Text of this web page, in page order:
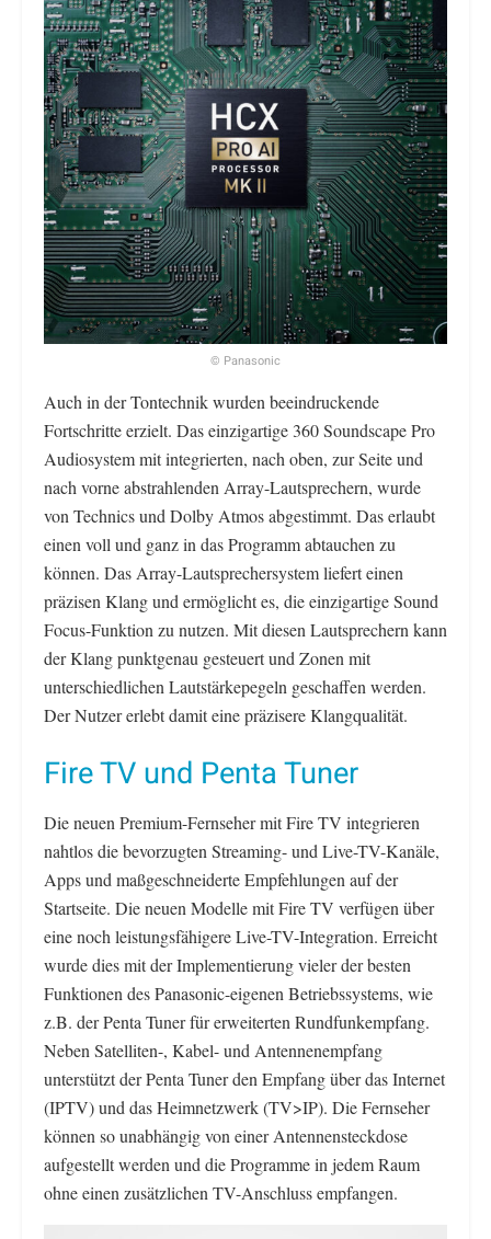
© Panasonic
Auch in der Tontechnik wurden beeindruckende
Fortschritte erzielt. Das einzigartige 360 Soundscape Pro
Audiosystem mit integrierten, nach oben, zur Seite und
nach vorne abstrahlenden Array-Lautsprechern, wurde
von Technics und Dolby Atmos abgestimmt. Das erlaubt
einen voll und ganz in das Programm abtauchen zu
können. Das Array-Lautsprechersystem liefert einen
präzisen Klang und ermöglicht es, die einzigartige Sound
Focus-Funktion zu nutzen. Mit diesen Lautsprechern kann
der Klang punktgenau gesteuert und Zonen mit
unterschiedlichen Lautstärkepegeln geschaffen werden.
Der Nutzer erlebt damit eine präzisere Klangqualität.
Fire TV und Penta Tuner
Die neuen Premium-Fernseher mit Fire TV integrieren
nahtlos die bevorzugten Streaming- und Live-TV-Kanäle,
Apps und maßgeschneiderte Empfehlungen auf der
Startseite. Die neuen Modelle mit Fire TV verfügen über
eine noch leistungsfähigere Live-TV-Integration. Erreicht
wurde dies mit der Implementierung vieler der besten
Funktionen des Panasonic-eigenen Betriebssystems, wie
z.B. der Penta Tuner für erweiterten Rundfunkempfang.
Neben Satelliten-, Kabel- und Antennenempfang
unterstützt der Penta Tuner den Empfang über das Internet
(IPTV) und das Heimnetzwerk (TV>IP). Die Fernseher
können so unabhängig von einer Antennensteckdose
aufgestellt werden und die Programme in jedem Raum
ohne einen zusätzlichen TV-Anschluss empfangen.